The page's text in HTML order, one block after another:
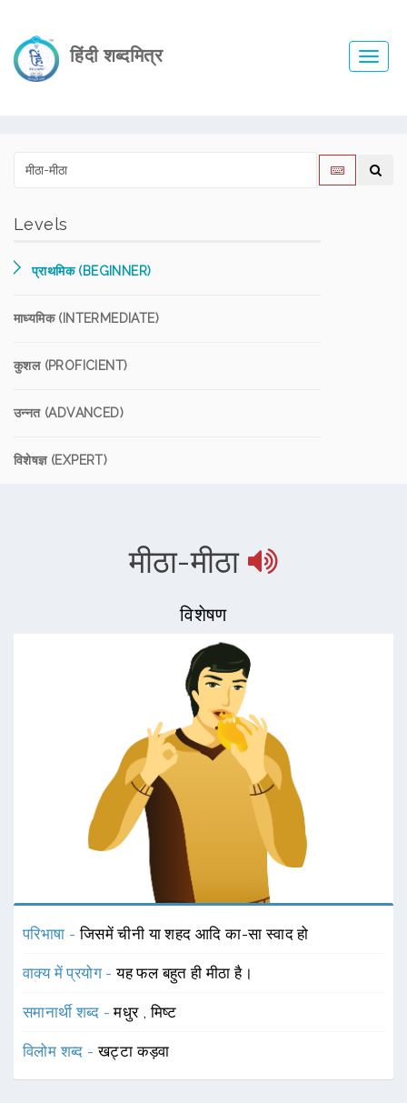
हिंदी शब्दमित्र
Levels
प्राथमिक (BEGINNER)
माध्यमिक (INTERMEDIATE)
कुशल (PROFICIENT)
उन्नत (ADVANCED)
विशेषज्ञ (EXPERT)
मीठा-मीठा
विशेषण
परिभाषा -जिसमें चीनी या शहद आदि का-सा स्वाद हो
वाक्य में प्रयोग -यह फल बहुत ही मीठा है।
समानार्थी शब्द -मधुर ,मिष्ट
विलोम शब्द -खट्टाकड़वा